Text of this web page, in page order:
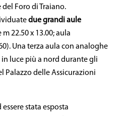
del Foro di Traiano.
due grandi aule
22.50 x 13.00; aula
Una terza aula con analoghe
luce più a nord durante gli
Palazzo delle Assicurazioni
essere stata esposta